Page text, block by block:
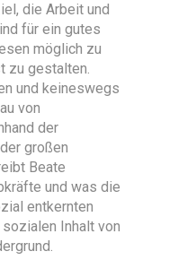
die Arbeit und
für ein gutes
möglich zu
zu gestalten.
und keineswegs
von
der
großen
Beate
und was die
entkernten
Inhalt von